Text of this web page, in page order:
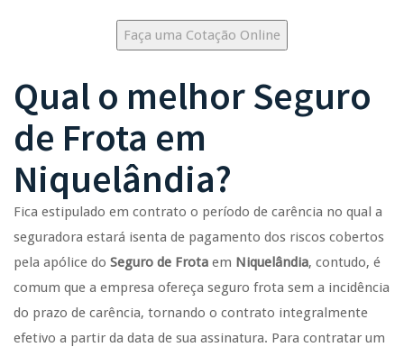
Faça uma Cotação Online
Qual o melhorSeguro
de Frota em
Niquelândia?
Fica estipulado em contrato o período de carência no qual a
seguradora estará isenta de pagamento dos riscos cobertos
pela apólice do Seguro de Frota em Niquelândia, contudo, é
comum que a empresa ofereça seguro frota sem a incidência
do prazo de carência, tornando o contrato integralmente
efetivo a partir da data de sua assinatura. Para contratar um